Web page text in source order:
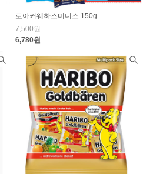
로아커웨하스미니스 150g
7,500원
6,780원